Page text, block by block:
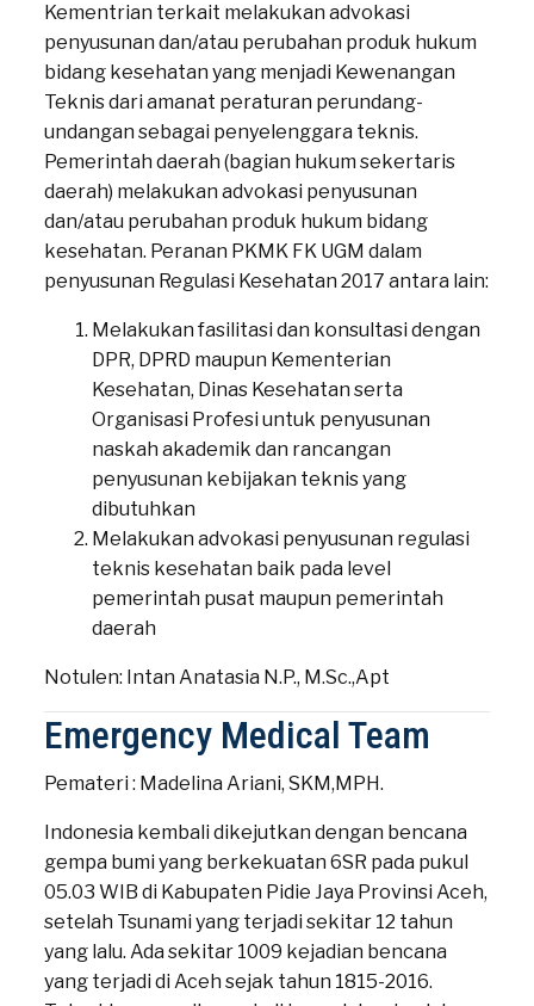
Kementrian terkait melakukan advokasi
penyusunan dan/atau perubahan produk hukum
bidang kesehatan yang menjadi Kewenangan
Teknis dari amanat peraturan perundang-
undangan sebagai penyelenggara teknis.
Pemerintah daerah (bagian hukum sekertaris
daerah) melakukan advokasi penyusunan
dan/atau perubahan produk hukum bidang
kesehatan. Peranan PKMK FK UGM dalam
penyusunan Regulasi Kesehatan 2017 antara lain:
Melakukan fasilitasi dan konsultasi dengan
DPR, DPRD maupun Kementerian
Kesehatan, Dinas Kesehatan serta
Organisasi Profesi untuk penyusunan
naskah akademik dan rancangan
penyusunan kebijakan teknis yang
dibutuhkan
Melakukan advokasi penyusunan regulasi
teknis kesehatan baik pada level
pemerintah pusat maupun pemerintah
daerah
Notulen: Intan Anatasia N.P., M.Sc.,Apt
Emergency Medical Team
Pemateri : Madelina Ariani, SKM,MPH.
Indonesia kembali dikejutkan dengan bencana
gempa bumi yang berkekuatan 6SR pada pukul
05.03 WIB di Kabupaten Pidie Jaya Provinsi Aceh,
setelah Tsunami yang terjadi sekitar 12 tahun
yang lalu. Ada sekitar 1009 kejadian bencana
yang terjadi di Aceh sejak tahun 1815-2016.